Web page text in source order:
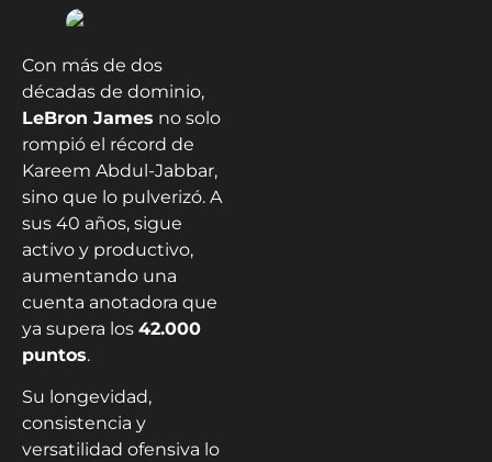
Con más de dos
décadas de dominio,
LeBron James no solo
rompió el récord de
Kareem Abdul-Jabbar,
sino que lo pulverizó. A
sus 40 años, sigue
activo y productivo,
aumentando una
cuenta anotadora que
ya supera los 42.000
puntos.
Su longevidad,
consistencia y
versatilidad ofensiva lo